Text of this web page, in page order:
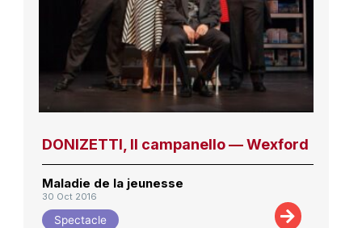
DONIZETTI, Il campanello — Wexford
Maladie de la jeunesse
30 Oct 2016
Spectacle